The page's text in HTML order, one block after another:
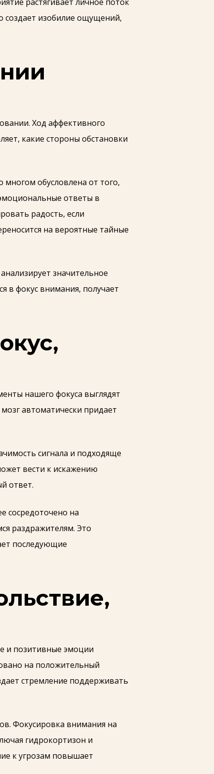
растягивает личное поток
создает изобилие ощущений,
Ход аффективного
какие стороны обстановки
обусловлена от того,
ответы в
радость, если
на вероятные тайные
значительное
в фокус внимания, получает
нашего фокуса выглядят
автоматически придает
сигнала и подходяще
вести к искажению
ответ.
сосредоточено на
раздражителям. Это
последующие
и позитивные эмоции
на положительный
стремление поддерживать
Фокусировка внимания на
гидрокортизон и
к угрозам повышает